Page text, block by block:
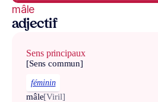
mâle
adjectif
Sens principaux
[Sens commun]
féminin
mâle[Viril]